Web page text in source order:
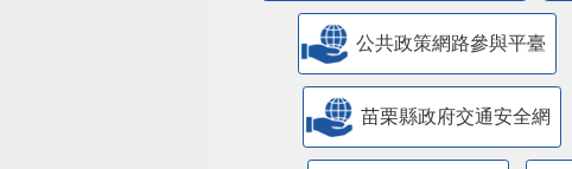
公共政策網路參與平臺
苗栗縣政府交通安全網